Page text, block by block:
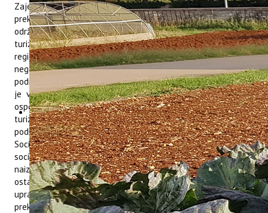
Zajednički izazov programskog područja, koji rješavamo kroz
prekograničnu suradnju u projektu, je nizak stupanj razvoja
održivog turizma s obje strane granice u Istri. Neodrživi
turizam, koji dominira Istrom, predstavlja prijetnju propadanju
regije i turističke industrije. Prednjači masovni turizam koji ima
negativne posljedice na prirodu i društvo, a u nekim obalnim
područjima već negativno utječe na kvalitetu života. Također
je vrijedno spomenuti nedostatak prekogranične suradnje i
osposobljenosti dionika za zelenu tranziciju i održivost u
turizmu. Nedostatak radne snage, posebice u ruralnim
područjima, dodatno otežava održivo restrukturiranje sektora.
Socijalna uključenost (u ostatku projektne prijave izrazi
socijalna uključenost ili samo uključenost koristit će se
naizmjenično) starijih osoba i osoba s invaliditetom također
ostaje važan izazov. Digitalizacija turizma za zajedničko
upravljanje neiskorištena je prilika koja zahtijeva pojačanu
prekograničnu suradnju.